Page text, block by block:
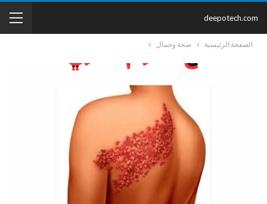
deepotech.com
الصفحة الرئيسية صحة وجمال